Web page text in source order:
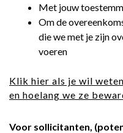
Met jouw
Om de
die we met je zijn
voeren
Klik hier als je wil
en hoelang we ze
Voor sollicitanten,